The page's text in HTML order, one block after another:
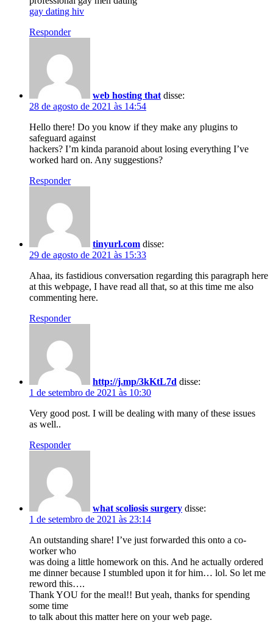
gay dating hiv
Responder
web hosting that disse:
28 de agosto de 2021 às 14:54
Hello there! Do you know if they make any plugins to
safeguard against
hackers? I’m kinda paranoid about losing everything I’ve
worked hard on. Any suggestions?
Responder
tinyurl.com disse:
29 de agosto de 2021 às 15:33
Ahaa, its fastidious conversation regarding this paragraph here
at this webpage, I have read all that, so at this time me also
commenting here.
Responder
http://j.mp/3kKtL7d disse:
1 de setembro de 2021 às 10:30
Very good post. I will be dealing with many of these issues
as well..
Responder
what scoliosis surgery disse:
1 de setembro de 2021 às 23:14
An outstanding share! I’ve just forwarded this onto a co-
worker who
was doing a little homework on this. And he actually ordered
me dinner because I stumbled upon it for him… lol. So let me
reword this….
Thank YOU for the meal!! But yeah, thanks for spending
some time
to talk about this matter here on your web page.